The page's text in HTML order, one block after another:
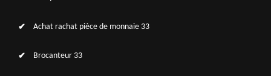
Achat rachat pièce de monnaie 33
Brocanteur 33